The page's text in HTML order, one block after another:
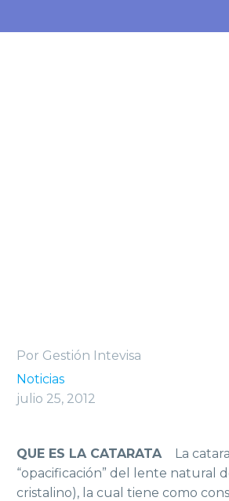
Por Gestión Intevisa
Noticias
julio 25, 2012
QUE ES LA CATARATA
La
“opacificación” del lente natural
cristalino), la cual tiene como